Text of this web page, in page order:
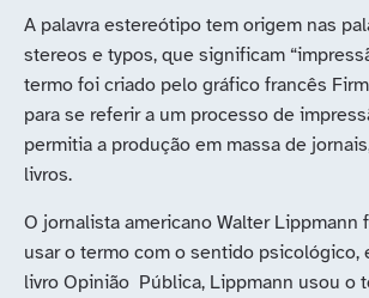
A palavra estereótipo tem origem nas
stereos e typos, que significam
termo foi criado pelo gráfico francês
para se referir a um processo de
permitia a produção em massa de
livros.
O jornalista americano Walter Lippmann
usar o termo com o sentido psicológico,
livro Opinião Pública, Lippmann usou o